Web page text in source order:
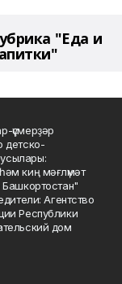
"Еда и
үҫмерҙәр
детско-
киң мәғлүмәт
Агентство
Республики
дом